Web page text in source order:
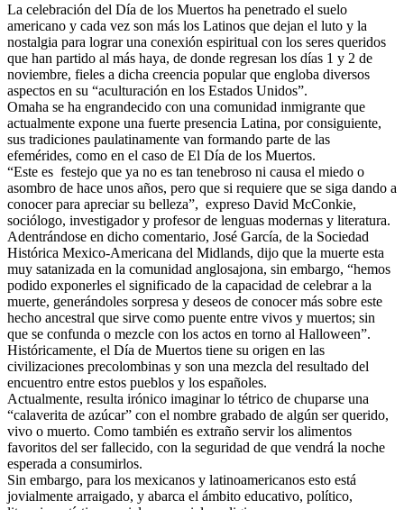
La celebración del Día de los Muertos ha penetrado el suelo
americano y cada vez son más los Latinos que dejan el luto y la
nostalgia para lograr una conexión espiritual con los seres queridos
que han partido al más haya, de donde regresan los días 1 y 2 de
noviembre, fieles a dicha creencia popular que engloba diversos
aspectos en su “aculturación en los Estados Unidos”.
Omaha se ha engrandecido con una comunidad inmigrante que
actualmente expone una fuerte presencia Latina, por consiguiente,
sus tradiciones paulatinamente van formando parte de las
efemérides, como en el caso de El Día de los Muertos.
“Este es festejo que ya no es tan tenebroso ni causa el miedo o
asombro de hace unos años, pero que si requiere que se siga dando a
conocer para apreciar su belleza”, expreso David McConkie,
sociólogo, investigador y profesor de lenguas modernas y literatura.
Adentrándose en dicho comentario, José García, de la Sociedad
Histórica Mexico-Americana del Midlands, dijo que la muerte esta
muy satanizada en la comunidad anglosajona, sin embargo, “hemos
podido exponerles el significado de la capacidad de celebrar a la
muerte, generándoles sorpresa y deseos de conocer más sobre este
hecho ancestral que sirve como puente entre vivos y muertos; sin
que se confunda o mezcle con los actos en torno al Halloween”.
Históricamente, el Día de Muertos tiene su origen en las
civilizaciones precolombinas y son una mezcla del resultado del
encuentro entre estos pueblos y los españoles.
Actualmente, resulta irónico imaginar lo tétrico de chuparse una
“calaverita de azúcar” con el nombre grabado de algún ser querido,
vivo o muerto. Como también es extraño servir los alimentos
favoritos del ser fallecido, con la seguridad de que vendrá la noche
esperada a consumirlos.
Sin embargo, para los mexicanos y latinoamericanos esto está
jovialmente arraigado, y abarca el ámbito educativo, político,